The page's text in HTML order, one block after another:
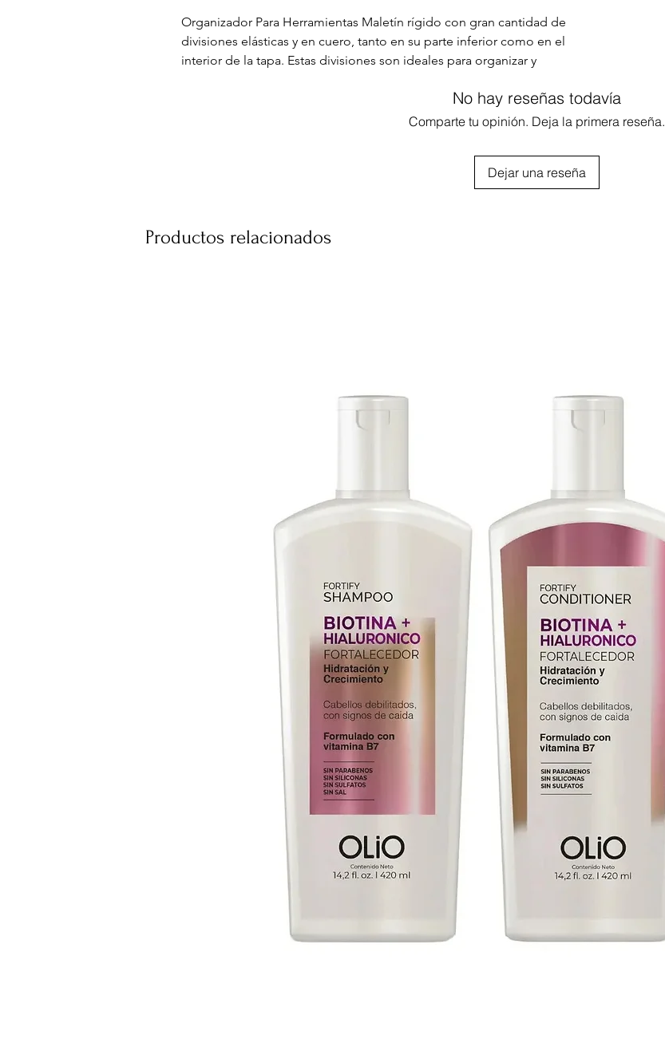
Organizador Para Herramientas Maletín rígido con gran cantidad de
divisiones elásticas y en cuero, tanto en su parte inferior como en el
interior de la tapa. Estas divisiones son ideales para organizar y
terminaciones en dorado que le dan un detalle innovador y único. Es
ideal para organizar las herramientas de trabajo, guardarlas con
MEDIDAS CERRADO- 32 cm alto x 40 cm largo x 16 cm profundidad
No hay reseñas todavía
Comparte tu opinión. Deja la primera reseña.
Dejar una reseña
Productos relacionados